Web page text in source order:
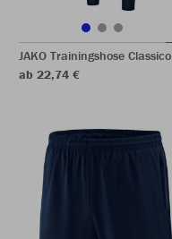
JAKO Trainingshose Classico
ab 22,74 €